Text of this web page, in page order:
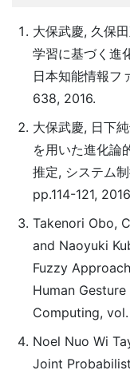
大保武慶, 久保
学習に基づく進
日本知能情報
638, 2016.
大保武慶, 日下
を用いた進化論
推定, システム
pp.114-121,
Takenori Obo,
and Naoyuki
Fuzzy
Human
Computing,
Noel Nuo Wi
Joint